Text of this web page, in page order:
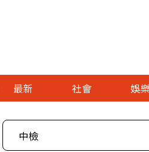
最新 社會 娛樂
娛樂首頁
即時
專題
財經首頁
熱線
３Ｃ
政